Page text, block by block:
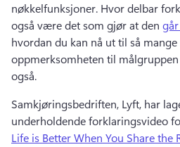
nøkkelfunksjoner. Hvor delbar
også være det som gjør at den
hvordan du kan nå ut til så
oppmerksomheten til
også.
Samkjøringsbedriften, Lyft, har
underholdende forklaringsvideo
Life is Better When You Share the